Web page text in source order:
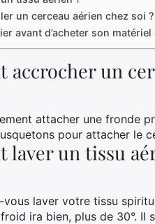
un cerceau aérien chez soi ?
avant d’acheter son matériel
accrocher un
attacher une fronde
pour attacher le
laver un tissu
laver votre tissu
ira bien, plus de 30°. Il